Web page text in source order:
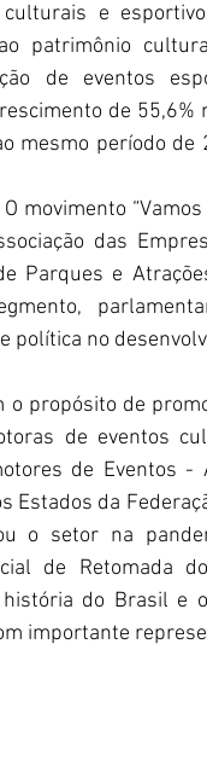
e
patrimônio
de eventos
de
mesmo período
movimento “Vamos
das
Parques e
política no
o propósito de
de eventos
de Eventos -
Estados da
o setor na
de Retomada
do Brasil e
importante